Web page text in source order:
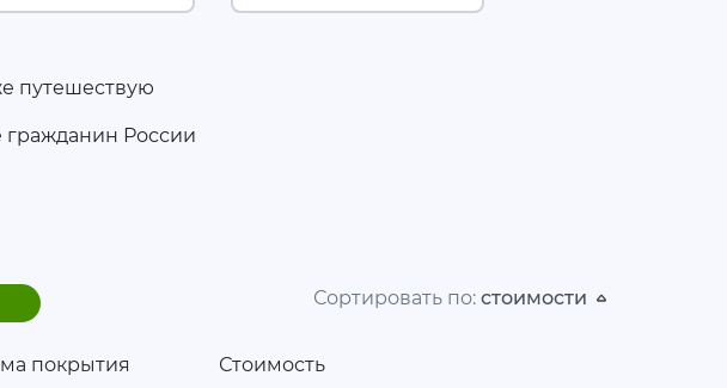
путешествую
гражданин России
Сортировать по: стоимости
покрытия Стоимость